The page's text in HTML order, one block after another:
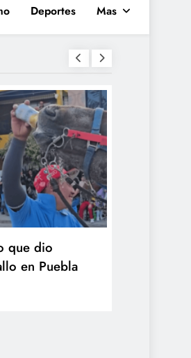
Deportes Mas
que dio
en Puebla